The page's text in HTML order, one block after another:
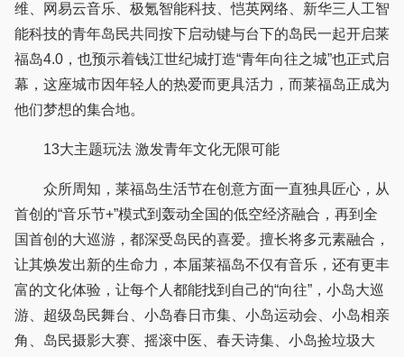
维、⽹易云⾳乐、极氪智能科技、恺英⽹络、新华三⼈⼯智
能科技的青年岛民共同按下启动键与台下的岛民一起开启莱
福岛4.0，也预示着钱江世纪城打造“青年向往之城”也正式启
幕，这座城市因年轻人的热爱而更具活力，而莱福岛正成为
他们梦想的集合地。
13大主题玩法 激发青年文化无限可能
众所周知，莱福岛生活节在创意方面一直独具匠心，从
首创的“音乐节+”模式到轰动全国的低空经济融合，再到全
国首创的大巡游，都深受岛民的喜爱。擅长将多元素融合，
让其焕发出新的生命力，本届莱福岛不仅有音乐，还有更丰
富的文化体验，让每个人都能找到自己的“向往”，小岛大巡
游、超级岛民舞台、小岛春日市集、小岛运动会、小岛相亲
角、岛民摄影大赛、摇滚中医、春天诗集、小岛捡垃圾大